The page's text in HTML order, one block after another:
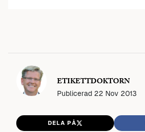
ETIKETTDOKTORN
Publicerad 22 Nov 2013
DELA PÅ